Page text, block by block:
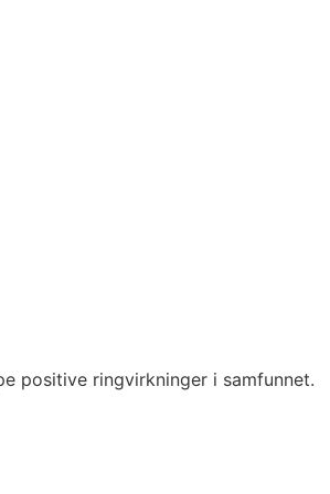
positive ringvirkninger i samfunnet.